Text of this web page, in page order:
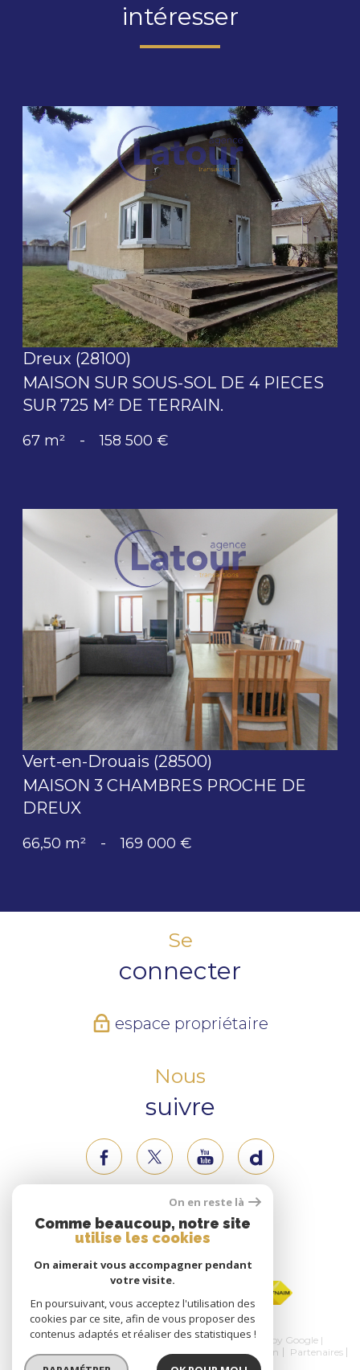
intéresser
voir le bien
Dreux (28100)
MAISON SUR SOUS-SOL DE 4 PIECES
SUR 725 M² DE TERRAIN.
67 m² - 158 500 €
voir le bien
Vert-en-Drouais (28500)
MAISON 3 CHAMBRES PROCHE DE
DREUX
66,50 m² - 169 000 €
Se
connecter
espace propriétaire
Nous
suivre
Nous
adhérons
© 2026 | Tous droits réservés | Traduction powered by Google |
Nos honoraires
Plan du site Mentions légales Admin
Partenaires
Politique RGPD
On en reste là
Comme beaucoup, notre site
utilise les cookies
On aimerait vous accompagner pendant
votre visite.
En poursuivant, vous acceptez l'utilisation des
cookies par ce site, afin de vous proposer des
contenus adaptés et réaliser des statistiques !